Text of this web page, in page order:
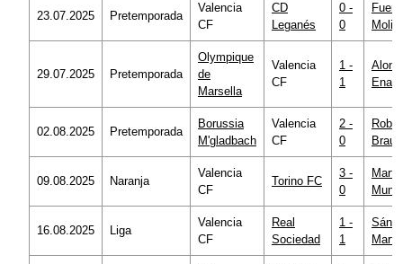
23.07.2025 Pretemporada
Valencia
CF
CD
Leganés
0 -
0
29.07.2025 Pretemporada
Olympique
de
Marsella
Valencia
CF
1 -
1
Ena
02.08.2025 Pretemporada
Borussia
M'gladbach
Valencia
CF
2 -
0
Robin
Braun
09.08.2025 Naranja
Valencia
CF
Torino FC
3 -
0
16.08.2025 Liga
Valencia
CF
Real
Sociedad
1 -
1